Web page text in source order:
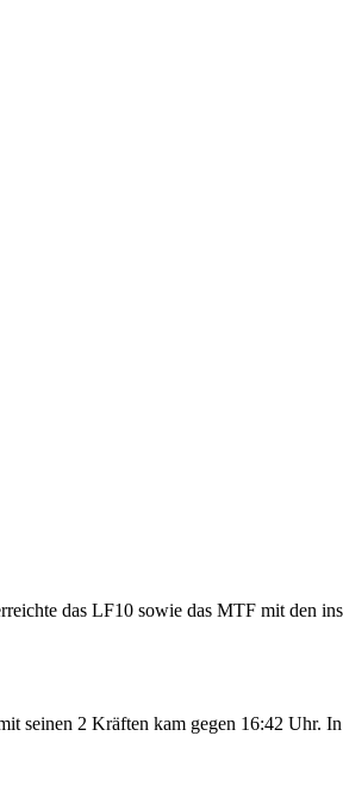
das LF10 sowie das MTF mit den
seinen 2 Kräften kam gegen 16:42 Uhr.